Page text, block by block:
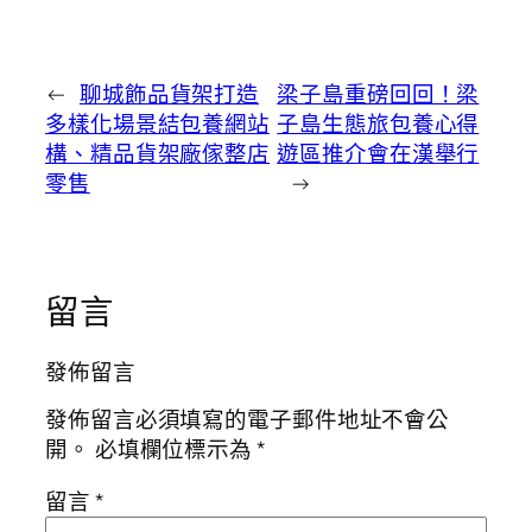
← 聊城飾品貨架打造
多樣化場景結包養網站
構、精品貨架廠傢整店
零售
梁子島重磅回回！梁
子島生態旅包養心得
遊區推介會在漢舉行
→
留言
發佈留言
發佈留言必須填寫的電子郵件地址不會公
開。 必填欄位標示為*
留言*